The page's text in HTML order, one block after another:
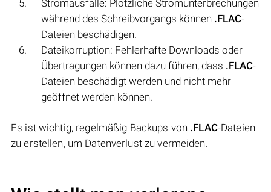
Stromausfälle: Plötzliche Stromunterbrechungen
während des Schreibvorgangs können .FLAC-
Dateien beschädigen.
Dateikorruption: Fehlerhafte Downloads oder
Übertragungen können dazu führen, dass .FLAC-
Dateien beschädigt werden und nicht mehr
geöffnet werden können.
Es ist wichtig, regelmäßig Backups von .FLAC-Dateien
zu erstellen, um Datenverlust zu vermeiden.